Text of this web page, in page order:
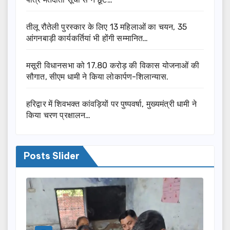
तीलू रौतेली पुरस्कार के लिए 13 महिलाओं का चयन, 35
आंगनबाड़ी कार्यकर्तियां भी होंगी सम्मानित…
मसूरी विधानसभा को 17.80 करोड़ की विकास योजनाओं की
सौगात, सीएम धामी ने किया लोकार्पण-शिलान्यास.
हरिद्वार में शिवभक्त कांवड़ियों पर पुष्पवर्षा, मुख्यमंत्री धामी ने
किया चरण प्रक्षालन…
Posts Slider